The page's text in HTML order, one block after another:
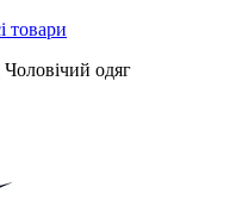
Чоловічий одяг